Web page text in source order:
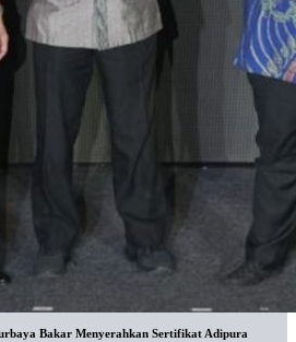
Bakar Menyerahkan Sertifikat Adipura